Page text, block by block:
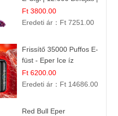
Friss Gyümölcs Íz
Ft 3800.00
Eredeti ár： Ft 7251.00
Frissítő 35000 Puffos E-
füst - Eper Ice íz
Ft 6200.00
Eredeti ár： Ft 14686.00
Red Bull Eper